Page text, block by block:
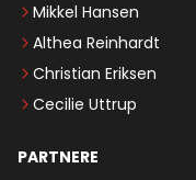
Mikkel Hansen
Althea Reinhardt
Christian Eriksen
Cecilie Uttrup
PARTNERE